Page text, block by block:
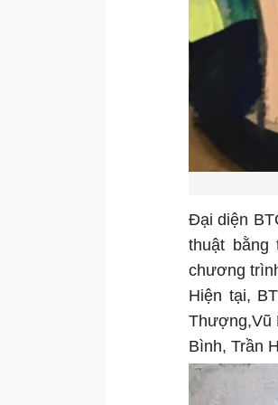
Đại diện
thuật bằng
chương
Hiện tại,
Thượng,Vũ
Bình, Trần